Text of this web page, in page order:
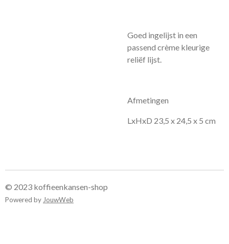
Goed ingelijst in een
passend crème kleurige
reliëf lijst.
Afmetingen
LxHxD 23,5 x 24,5 x 5 cm
© 2023 koffieenkansen-shop
Powered by JouwWeb